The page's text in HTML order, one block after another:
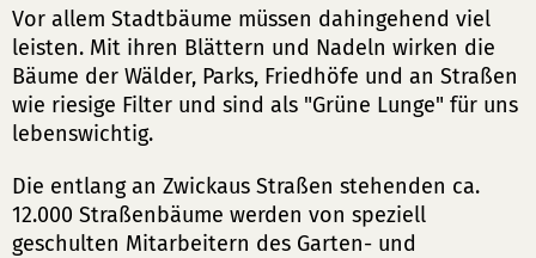
Vor allem Stadtbäume müssen dahingehend viel
leisten. Mit ihren Blättern und Nadeln wirken die
Bäume der Wälder, Parks, Friedhöfe und an Straßen
wie riesige Filter und sind als "Grüne Lunge" für uns
lebenswichtig.
Die entlang an Zwickaus Straßen stehenden ca.
12.000 Straßenbäume werden von speziell
geschulten Mitarbeitern des Garten- und